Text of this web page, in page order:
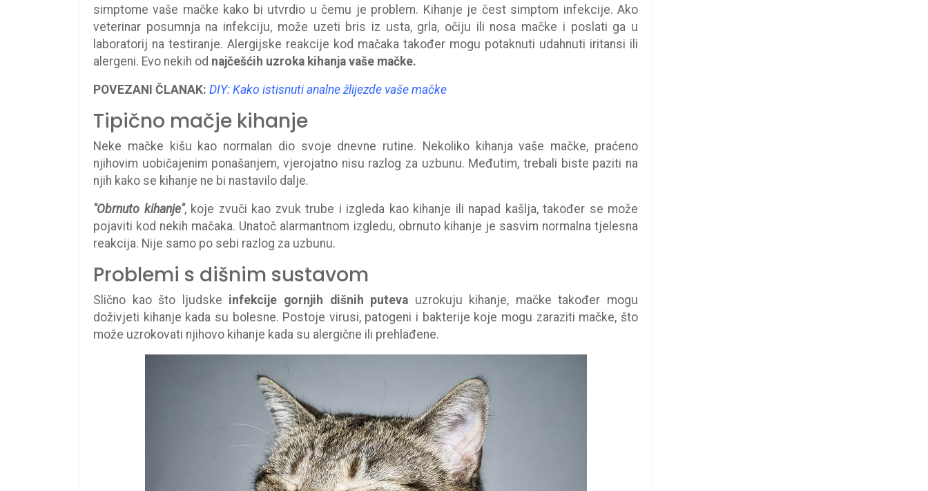
simptome vaše mačke kako bi utvrdio u čemu je problem. Kihanje je čest simptom infekcije. Ako
veterinar posumnja na infekciju, može uzeti bris iz usta, grla, očiju ili nosa mačke i poslati ga u
laboratorij na testiranje. Alergijske reakcije kod mačaka također mogu potaknuti udahnuti iritansi ili
alergeni. Evo nekih od najčešćih uzroka kihanja vaše mačke.
POVEZANI ČLANAK: DIY: Kako istisnuti analne žlijezde vaše mačke
Tipično mačje kihanje
Neke mačke kišu kao normalan dio svoje dnevne rutine. Nekoliko kihanja vaše mačke, praćeno
njihovim uobičajenim ponašanjem, vjerojatno nisu razlog za uzbunu. Međutim, trebali biste paziti na
njih kako se kihanje ne bi nastavilo dalje.
"Obrnuto kihanje", koje zvuči kao zvuk trube i izgleda kao kihanje ili napad kašlja, također se može
pojaviti kod nekih mačaka. Unatoč alarmantnom izgledu, obrnuto kihanje je sasvim normalna tjelesna
reakcija. Nije samo po sebi razlog za uzbunu.
Problemi s dišnim sustavom
Slično kao što ljudske infekcije gornjih dišnih puteva uzrokuju kihanje, mačke također mogu
doživjeti kihanje kada su bolesne. Postoje virusi, patogeni i bakterije koje mogu zaraziti mačke, što
može uzrokovati njihovo kihanje kada su alergične ili prehlađene.